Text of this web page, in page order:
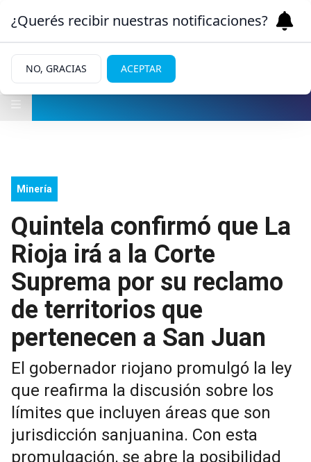
Minería
Quintela confirmó que La
Rioja irá a la Corte
Suprema por su reclamo
de territorios que
pertenecen a San Juan
El gobernador riojano promulgó la ley
que reafirma la discusión sobre los
límites que incluyen áreas que son
jurisdicción sanjuanina. Con esta
promulgación, se abre la posibilidad
¿Querés recibir nuestras notificaciones?
NO, GRACIAS ACEPTAR